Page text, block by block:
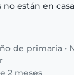
están en
de primaria •
2 meses